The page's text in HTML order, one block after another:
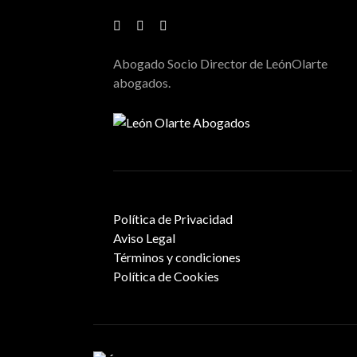
Abogado Socio Director de LeónOlarte
abogados.
Política de Privacidad
Aviso Legal
Términos y condiciones
Política de Cookies